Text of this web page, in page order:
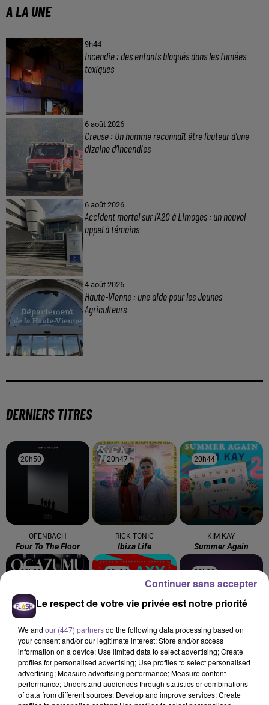
A LA UNE
9h44
Incendie : des enfants bloqués dans les fumées
toxiques
6 août 2026
Creuse : Un homme reconnaît être l’auteur d’une
dizaine d’incendies
6 août 2026
Accident mortel sur l’A20 à Limoges : un nouvel
appel à témoins
4 août 2026
Haute-Vienne : une aide pour les Jeunes
Agriculteurs
DERNIERS TITRES
20h50
20h50
OFENBACH
Four To The Floor
20h47
20h47
RICK TONIC
Ibiza Life
20h44
20h44
KIM KAY
Summer Again
20h38
20h38
OGAZUMU
Les Yeux De Laura -
Single
20h34
20h34
KUNGS
Galaxy
20h30
20h30
AZKA, IMAGES
Les Démons De Minuit
(azka Remix
Le respect de votre vie privée est notre priorité
We and our (447) partnersdo the following data processing based on
your consent and/or our legitimate interest: Store and/or access
information on a device; Use limited data to select advertising; Create
profiles for personalised advertising; Use profiles to select personalised
advertising; Measure advertising performance; Measure content
performance; Understand audiences through statistics or combinations
of data from different sources; Develop and improve services; Create
Continuer sans accepter